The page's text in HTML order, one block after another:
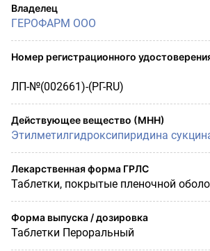
Владелец
ГЕРОФАРМ ООО
Номер регистрационного
ЛП-№(002661)-(РГ-RU)
Действующее вещество (МНН)
Этилметилгидроксипиридина
Лекарственная форма ГРЛС
Таблетки, покрытые пленочной
Форма выпуска / дозировка
Таблетки Пероральный